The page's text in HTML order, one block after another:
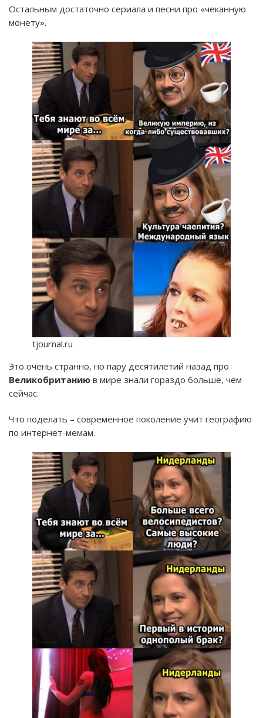
Остальным достаточно сериала и песни про «чеканную
монету».
tjournal.ru
Это очень странно, но пару десятилетий назад про
Великобританию в мире знали гораздо больше, чем
сейчас.
Что поделать – современное поколение учит географию
по интернет-мемам.